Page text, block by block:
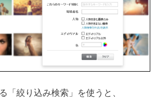
「絞り込み検索」を使うと、